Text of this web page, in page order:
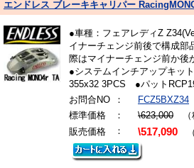
エンドレス ブレーキキャリパー
●車種：フェアレディZ
イナーチェンジ前後で構成部
際はマイナーチェンジ前か
●システムインチアップキッ
355x32 3PCS ●パット
お問合NO
：
FCZ5BXZ34
標準価格
： \623,000 （
販売価格
： \517,090 （